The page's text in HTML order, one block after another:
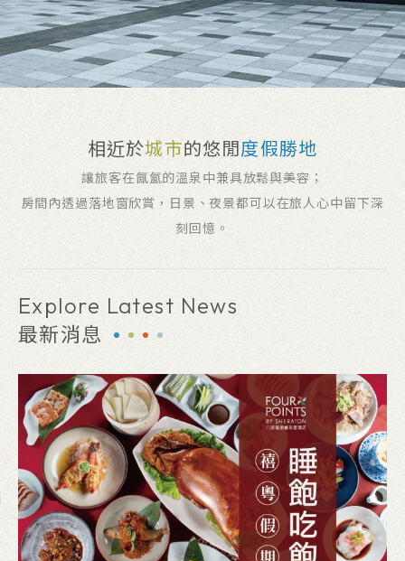
相近於城市的悠閒 度假勝地
讓旅客在氤氳的溫泉中兼具放鬆與美容；
房間內透過落地窗欣賞，日景、夜景都可以在旅人心中留下深
刻回憶。
Explore Latest News
最新消息